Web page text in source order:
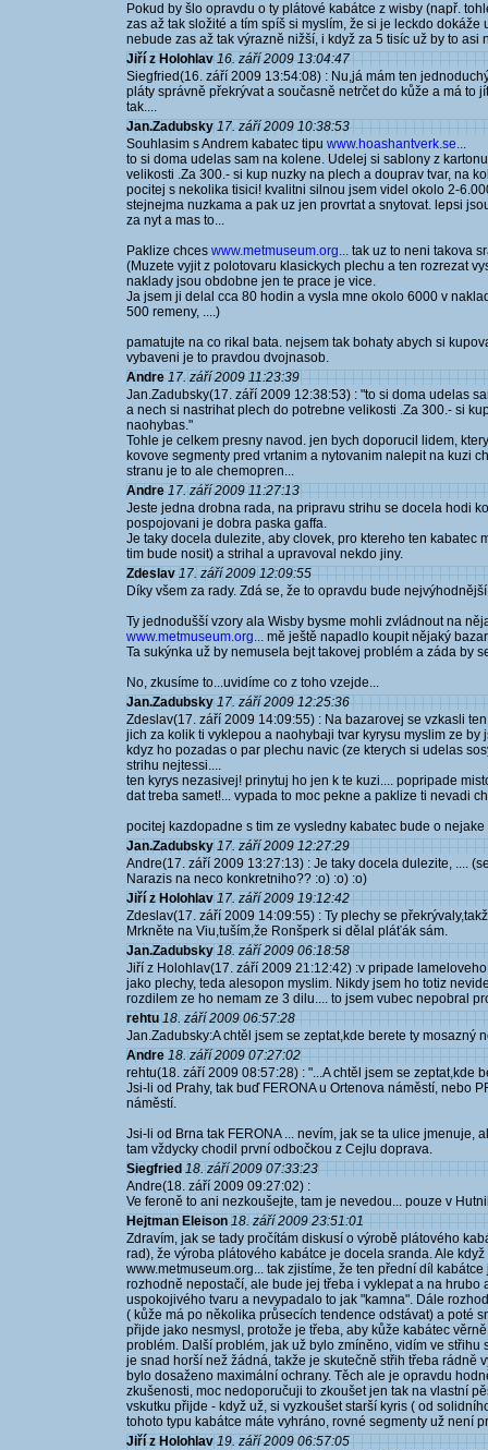
Pokud by šlo opravdu o ty plátové kabátce z wisby (např.
zas až tak složité a tím spíš si myslím, že si je leckdo
nebude zas až tak výrazně nižší, i když za 5 tisíc už by to asi
Jiří z Holohlav 16. září 2009 13:04:47
Siegfried(16. září 2009 13:54:08) : Nu,já mám ten
pláty správně překrývat a současně netrčet do kůže a má to
tak....
Jan.Zadubsky 17. září 2009 10:38:53
Souhlasim s Andrem kabatec tipu www.hoashantverk.se...
to si doma udelas sam na kolene. Udelej si sablony z
velikosti .Za 300.- si kup nuzky na plech a douprav tvar, na
pocitej s nekolika tisici! kvalitni silnou jsem videl okolo 2-
stejnejma nuzkama a pak uz jen provrtat a snytovat. lepsi
za nyt a mas to...
Paklize chces www.metmuseum.org... tak uz to neni takova
(Muzete vyjit z polotovaru klasickych plechu a ten rozrezat
naklady jsou obdobne jen te prace je vice.
Ja jsem ji delal cca 80 hodin a vysla mne okolo 6000 v
500 remeny, ....)
pamatujte na co rikal bata. nejsem tak bohaty abych si
vybaveni je to pravdou dvojnasob.
Andre 17. září 2009 11:23:39
Jan.Zadubsky(17. září 2009 12:38:53) : "to si doma udelas
a nech si nastrihat plech do potrebne velikosti .Za 300.- si
naohybas."
Tohle je celkem presny navod. jen bych doporucil lidem,
kovove segmenty pred vrtanim a nytovanim nalepit na kuzi
stranu je to ale chemopren...
Andre 17. září 2009 11:27:13
Jeste jedna drobna rada, na pripravu strihu se docela hodi
pospojovani je dobra paska gaffa.
Je taky docela dulezite, aby clovek, pro ktereho ten kabatec
tim bude nosit) a strihal a upravoval nekdo jiny.
Zdeslav 17. září 2009 12:09:55
Díky všem za rady. Zdá se, že to opravdu bude
Ty jednodušší vzory ala Wisby bysme mohli zvládnout na
www.metmuseum.org... mě ještě napadlo koupit nějaký
Ta sukýnka už by nemusela bejt takovej problém a záda by
No, zkusíme to...uvidíme co z toho vzejde...
Jan.Zadubsky 17. září 2009 12:25:36
Zdeslav(17. září 2009 14:09:55) : Na bazarovej se vzkasli
jich za kolik ti vyklepou a naohybaji tvar kyrysu myslim ze
kdyz ho pozadas o par plechu navic (ze kterych si udelas
strihu nejtessi....
ten kyrys nezasivej! prinytuj ho jen k te kuzi.... popripade
dat treba samet!... vypada to moc pekne a paklize ti nevadi
pocitej kazdopadne s tim ze vysledny kabatec bude o
Jan.Zadubsky 17. září 2009 12:27:29
Andre(17. září 2009 13:27:13) : Je taky docela dulezite, ....
Narazis na neco konkretniho?? :o) :o) :o)
Jiří z Holohlav 17. září 2009 19:12:42
Zdeslav(17. září 2009 14:09:55) : Ty plechy se
Mrkněte na Viu,tuším,že Ronšperk si dělal pláťák sám.
Jan.Zadubsky 18. září 2009 06:18:58
Jiří z Holohlav(17. září 2009 21:12:42) :v pripade
jako plechy, teda alesopon myslim. Nikdy jsem ho totiz
rozdilem ze ho nemam ze 3 dilu.... to jsem vubec nepobral
rehtu 18. září 2009 06:57:28
Jan.Zadubsky:A chtěl jsem se zeptat,kde berete ty mosazný
Andre 18. září 2009 07:27:02
rehtu(18. září 2009 08:57:28) : "...A chtěl jsem se zeptat,kde
Jsi-li od Prahy, tak buď FERONA u Ortenova náměstí, nebo
náměstí.
Jsi-li od Brna tak FERONA ... nevím, jak se ta ulice jmenuje,
tam vždycky chodil první odbočkou z Cejlu doprava.
Siegfried 18. září 2009 07:33:23
Andre(18. září 2009 09:27:02) :
Ve feroně to ani nezkoušejte, tam je nevedou... pouze v
Hejtman Eleison 18. září 2009 23:51:01
Zdravím, jak se tady pročítám diskusí o výrobě plátového
rad), že výroba plátového kabátce je docela sranda. Ale
www.metmuseum.org... tak zjistíme, že ten přední díl
rozhodně nepostačí, ale bude jej třeba i vyklepat a na
uspokojivého tvaru a nevypadalo to jak "kamna". Dále
( kůže má po několika průsecích tendence odstávat) a poté
přijde jako nesmysl, protože je třeba, aby kůže kabátec
problém. Další problém, jak už bylo zmíněno, vidím ve
je snad horší než žádná, takže je skutečně střih třeba rádně
bylo dosaženo maximální ochrany. Těch ale je opravdu
zkušenosti, moc nedoporučuji to zkoušet jen tak na vlastní
vskutku přijde - když už, si vyzkoušet starší kyris ( od
tohoto typu kabátce máte vyhráno, rovné segmenty už není
Jiří z Holohlav 19. září 2009 06:57:05